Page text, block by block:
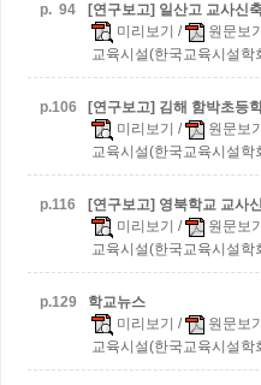
p. 94
[연구보고] 일산고 교사신
미리보기 / 원문보기
교육시설(한국교육시설학
p.106
[연구보고] 김해 함박초등
미리보기 / 원문보기
교육시설(한국교육시설학
p.116
[연구보고] 영북학교 교사
미리보기 / 원문보기
교육시설(한국교육시설학
p.129
학교뉴스
미리보기 / 원문보기
교육시설(한국교육시설학